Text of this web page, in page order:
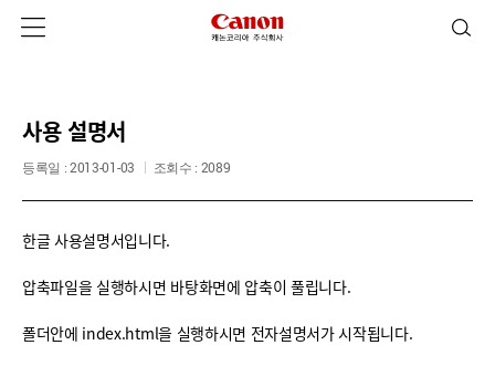
사용 설명서
등록일 : 2013-01-03 조회수 : 2089
한글 사용설명서입니다.
압축파일을 실행하시면 바탕화면에 압축이 풀립니다.
폴더안에 index.html을 실행하시면 전자설명서가 시작됩니다.